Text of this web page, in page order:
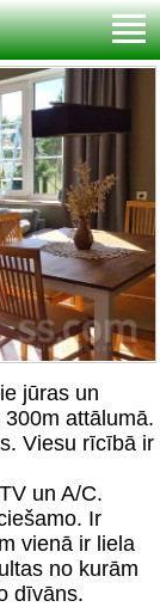
jūras un
attālumā.
Viesu rīcībā ir
un A/C.
Ir
vienā ir liela
no kurām
dīvāns.